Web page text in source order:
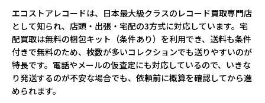
エコストアレコードは、日本最大級クラスのレコード買取専門店
として知られ、店頭・出張・宅配の3方式に対応しています。宅
配買取は無料の梱包キット（条件あり）を利用でき、送料も条件
付きで無料のため、枚数が多いコレクションでも送りやすいのが
特長です。電話やメールの仮査定にも対応しているので、いきな
り発送するのが不安な場合でも、依頼前に概算を確認してから進
められます。